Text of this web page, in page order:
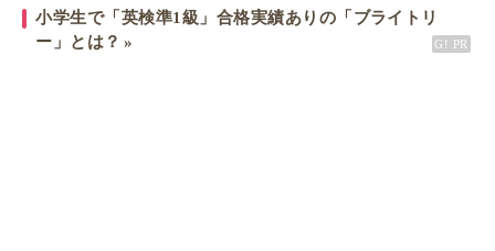
小学生で「英検準1級」合格実績ありの「ブライトリ
ー」とは？